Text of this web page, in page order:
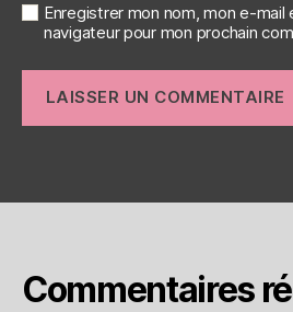
Enregistrer mon nom, mon e-mail
navigateur pour mon prochain
Commentaires